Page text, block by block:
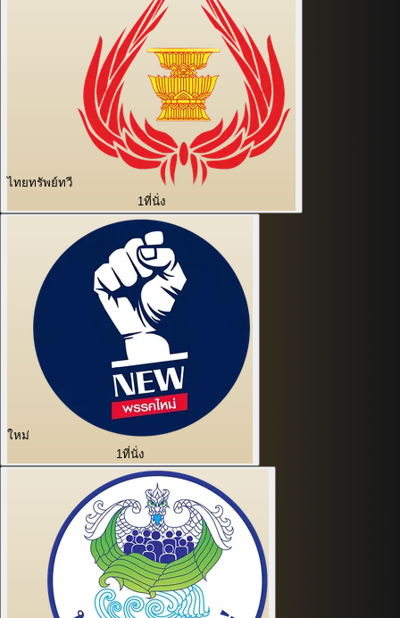
ไทยทรัพย์ทวี
1ที่นั่ง
ใหม่
1ที่นั่ง